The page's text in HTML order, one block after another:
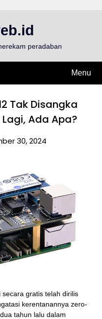
peradaban
Menu
Tak Disangka
Ada Apa?
30, 2024
gratis telah dirilis
kerentanannya zero-
tahun lalu dalam